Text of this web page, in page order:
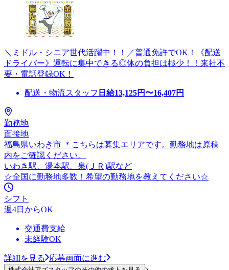
＼ミドル・シニア世代活躍中！！／普通免許でOK！《配送
ドライバー》運転に集中できる◎体の負担は極少！！来社不
要・電話登録OK！
配送・物流スタッフ 日給13,125円〜16,407円
勤務地
面接地
福島県いわき市 ＊こちらは募集エリアです。勤務地は原稿
内をご確認ください。
いわき駅、湯本駅、泉(ＪＲ)駅など
☆全国に勤務地多数！希望の勤務地を教えてください☆
シフト
週4日からOK
交通費支給
未経験OK
詳細を見る 応募画面に進む